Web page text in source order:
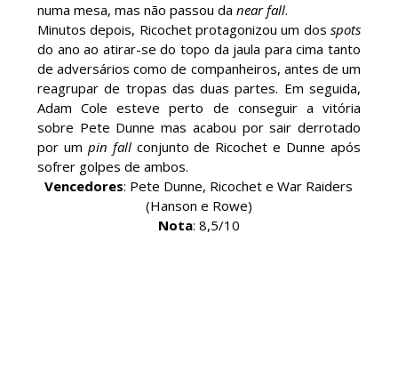
numa mesa, mas não passou da near fall.
Minutos depois, Ricochet protagonizou um dosspots
do ano ao atirar-se do topo da jaula para cima tanto
de adversários como de companheiros, antes de um
reagrupar de tropas das duas partes. Em seguida,
Adam Cole esteve perto de conseguir a vitória
sobre Pete Dunne mas acabou por sair derrotado
por um pin fallconjunto de Ricochet e Dunne após
sofrer golpes de ambos.
Vencedores: Pete Dunne, Ricochet e War Raiders
(Hanson e Rowe)
Nota: 8,5/10